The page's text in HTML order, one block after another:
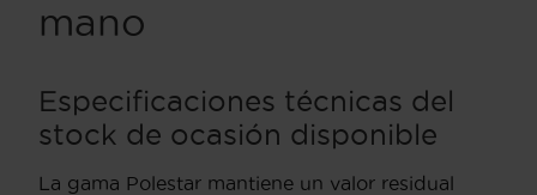
mano
Especificaciones técnicas del
stock de ocasión disponible
La gama Polestar mantiene un valor residual